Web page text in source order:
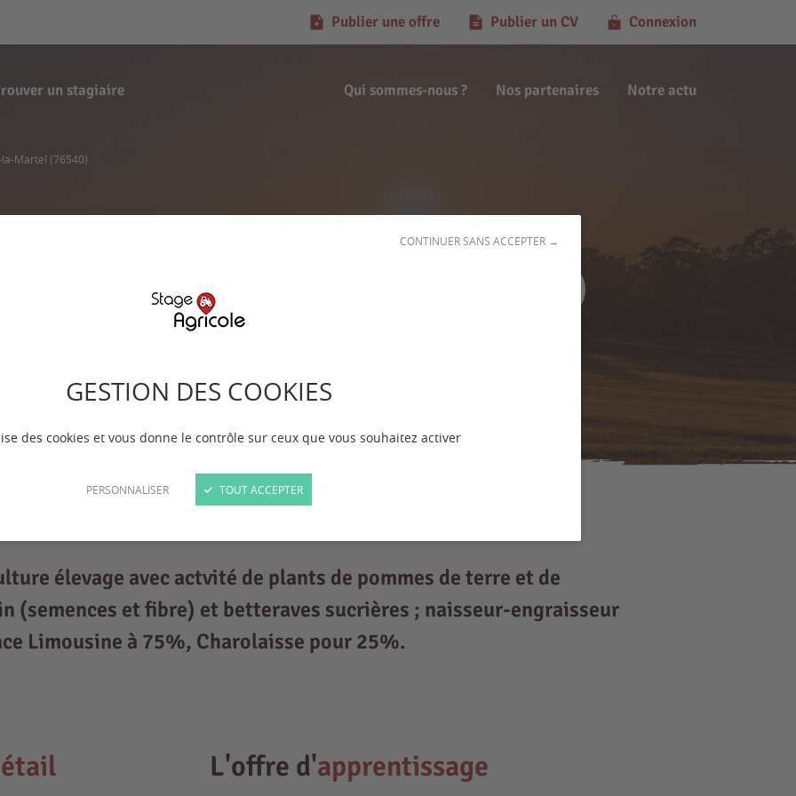
GESTION DES COOKIES
des cookies et vous donne le contrôle sur ceux que vous souhaitez activer
PERSONNALISER
CONTINUER SANS ACCEPTER →
TOUT ACCEPTER
un stagiaire Qui sommes-nous ? Nos partenaires Notre actu
Publier une offre Publier un CV Connexion
la-Martel (76540)
- Angerville-la-Martel (76540)
élevage avec actvité de plants de pommes de terre et de
(semences et fibre) et betteraves sucrières ; naisseur-engraisseur
Limousine à 75%, Charolaisse pour 25%.
L'offre d'apprentissage